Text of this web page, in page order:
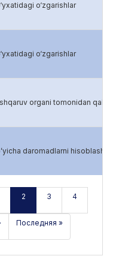
o‘zgarishlar
o‘zgarishlar
organi tomonidan qabul
daromadlarni hisoblash
2 3 4
Последняя »